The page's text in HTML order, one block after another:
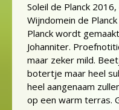
Soleil de Planck
Wijndomein de
Planck wordt
Johanniter.
maar zeker mild.
botertje maar heel
heel aangenaam
op een warm terras.